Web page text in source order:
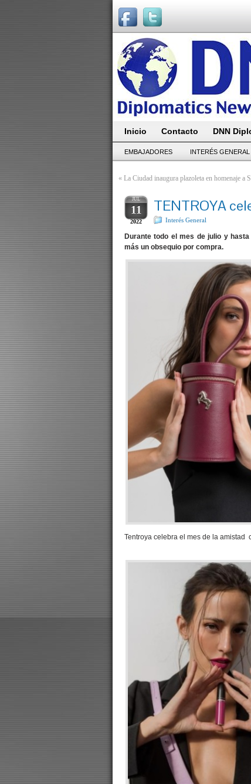
Inicio Contacto DNN
EMBAJADORES INTERÉS GENERAL
« La Ciudad inaugura plazoleta en homenaje a
JUL
11
2022
TENTROYA
Interés General
Durante todo el mes de julio y
más un obsequio por compra.
Tentroya celebra el mes de la amistad